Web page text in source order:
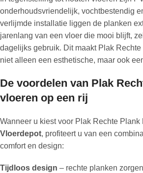
onderhoudsvriendelijk, vochtbestendig
verlijmde installatie liggen de planken
jarenlang van een vloer die mooi blijft,
dagelijks gebruik. Dit maakt Plak
niet alleen een esthetische, maar ook
De voordelen van Plak
vloeren op een rij
Wanneer u kiest voor Plak Rechte Plank
Vloerdepot, profiteert u van een
comfort en design:
Tijdloos design – rechte planken